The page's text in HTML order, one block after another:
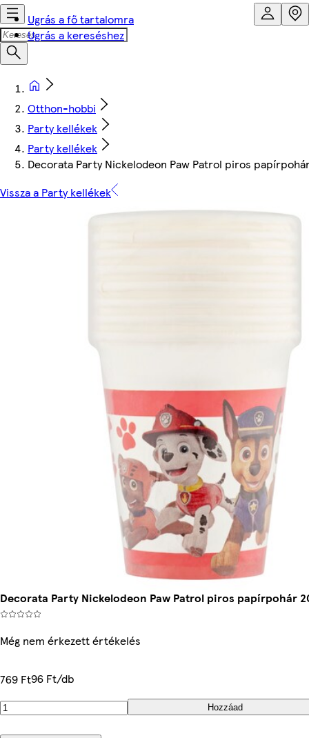
Ugrás a fő tartalomra
Ugrás a kereséshez
Otthon-hobbi
Party kellékek
Party kellékek
Decorata Party Nickelodeon Paw Patrol piros
Vissza a Party kellékek
Decorata Party Nickelodeon Paw Patrol piros papírpohár
Még nem érkezett értékelés
769 Ft96 Ft/db
Hozzáad